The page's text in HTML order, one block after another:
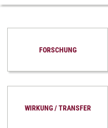
FORSCHUNG
WIRKUNG / TRANSFER